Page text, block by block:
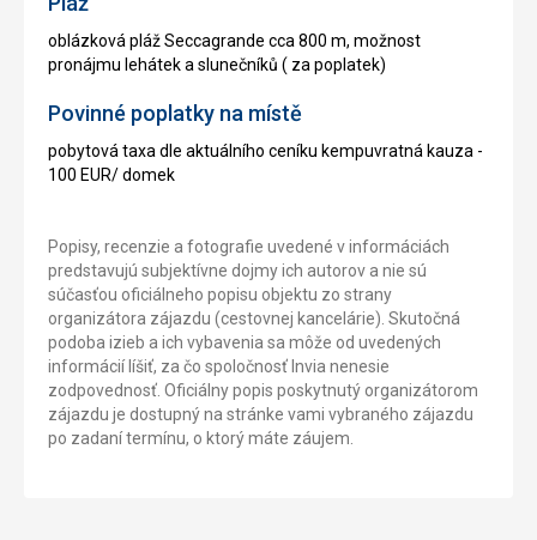
oblázková pláž Seccagrande cca 800 m, možnost
pronájmu lehátek a slunečníků ( za poplatek)
Povinné poplatky na místě
pobytová taxa dle aktuálního ceníku kempuvratná kauza -
100 EUR/ domek
Popisy, recenzie a fotografie uvedené v informáciách
predstavujú subjektívne dojmy ich autorov a nie sú
súčasťou oficiálneho popisu objektu zo strany
organizátora zájazdu (cestovnej kancelárie). Skutočná
podoba izieb a ich vybavenia sa môže od uvedených
informácií líšiť, za čo spoločnosť Invia nenesie
zodpovednosť. Oficiálny popis poskytnutý organizátorom
zájazdu je dostupný na stránke vami vybraného zájazdu
po zadaní termínu, o ktorý máte záujem.